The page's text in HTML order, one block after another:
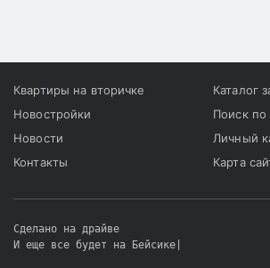
последствиям в случае
пожара.
Квартиры на вторичке
Новостройки
Новости
Контакты
Каталог
Поиск по
Личный
Карта
Сделано на драйве
И еще все будет на Бейсике